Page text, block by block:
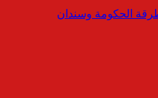
الحكومة وسندان